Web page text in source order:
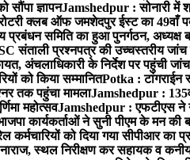
ज्ञापनJamshedpur : सोनारी में
क्लब ऑफ जमशेदपुर ईस्ट का 49वाँ
समिति का हुआ पुनर्गठन, अध्यक्ष
संताली प्रश्नपत्र की उच्चस्तरीय जांच
अंचलाधिकारी के निर्देश पर पहुंची
को किया सम्मानितPotka : टांगराईन
तक पहुंचा मामलाJamshedpur :
महोत्सवJamshedpur : एफटीएस ने
कार्यकर्ताओं ने सुनी पीएम के मन की
को दिया गया सीपीआर का
स्थल निरीक्षण कर सहायक व